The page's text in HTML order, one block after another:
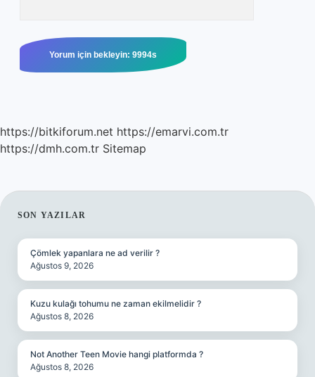
https://bitkiforum.net https://emarvi.com.tr
https://dmh.com.tr Sitemap
SIDEBAR
SON YAZILAR
Çömlek yapanlara ne ad verilir ?
Ağustos 9, 2026
Kuzu kulağı tohumu ne zaman ekilmelidir ?
Ağustos 8, 2026
Not Another Teen Movie hangi platformda ?
Ağustos 8, 2026